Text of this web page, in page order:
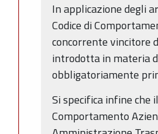
In applicazione degli
Codice di
concorrente vincitore
introdotta in materia
obbligatoriamente
Si specifica infine che
Comportamento